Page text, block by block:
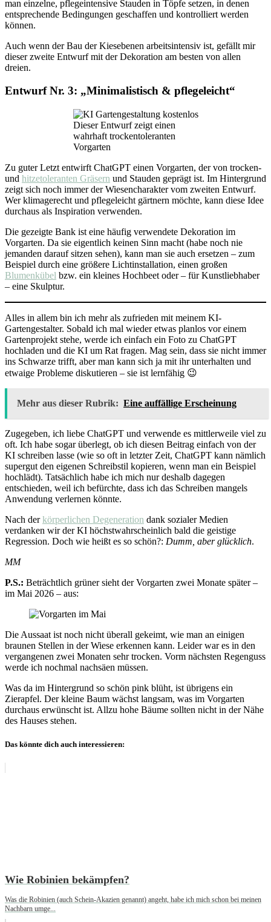
man einzelne, pflegeintensive Stauden in Töpfe setzen, in denen
entsprechende Bedingungen geschaffen und kontrolliert werden
können.
Auch wenn der Bau der Kiesebenen arbeitsintensiv ist, gefällt mir
dieser zweite Entwurf mit der Dekoration am besten von allen
dreien.
Entwurf Nr. 3: „Minimalistisch & pflegeleicht“
Dieser Entwurf zeigt einen
wahrhaft trockentoleranten
Vorgarten
Zu guter Letzt entwirft ChatGPT einen Vorgarten, der von trocken-
und hitzetoleranten Gräsern und Stauden geprägt ist. Im Hintergrund
zeigt sich noch immer der Wiesencharakter vom zweiten Entwurf.
Wer klimagerecht und pflegeleicht gärtnern möchte, kann diese Idee
durchaus als Inspiration verwenden.
Die gezeigte Bank ist eine häufig verwendete Dekoration im
Vorgarten. Da sie eigentlich keinen Sinn macht (habe noch nie
jemanden darauf sitzen sehen), kann man sie auch ersetzen – zum
Beispiel durch eine größere Lichtinstallation, einen großen
Blumenkübel bzw. ein kleines Hochbeet oder – für Kunstliebhaber
– eine Skulptur.
Alles in allem bin ich mehr als zufrieden mit meinem KI-
Gartengestalter. Sobald ich mal wieder etwas planlos vor einem
Gartenprojekt stehe, werde ich einfach ein Foto zu ChatGPT
hochladen und die KI um Rat fragen. Mag sein, dass sie nicht immer
ins Schwarze trifft, aber man kann sich ja mit ihr unterhalten und
etwaige Probleme diskutieren – sie ist lernfähig 😉
Mehr aus dieser Rubrik: Eine auffällige Erscheinung
Zugegeben, ich liebe ChatGPT und verwende es mittlerweile viel zu
oft. Ich habe sogar überlegt, ob ich diesen Beitrag einfach von der
KI schreiben lasse (wie so oft in letzter Zeit, ChatGPT kann nämlich
supergut den eigenen Schreibstil kopieren, wenn man ein Beispiel
hochlädt). Tatsächlich habe ich mich nur deshalb dagegen
entschieden, weil ich befürchte, dass ich das Schreiben mangels
Anwendung verlernen könnte.
Nach derkörperlichen Degeneration dank sozialer Medien
verdanken wir der KI höchstwahrscheinlich bald die geistige
Regression. Doch wie heißt es so schön?: Dumm, aber glücklich.
MM
P.S.: Beträchtlich grüner sieht der Vorgarten zwei Monate später –
im Mai 2026 – aus:
Die Aussaat ist noch nicht überall gekeimt, wie man an einigen
braunen Stellen in der Wiese erkennen kann. Leider war es in den
vergangenen zwei Monaten sehr trocken. Vorm nächsten Regenguss
werde ich nochmal nachsäen müssen.
Was da im Hintergrund so schön pink blüht, ist übrigens ein
Zierapfel. Der kleine Baum wächst langsam, was im Vorgarten
durchaus erwünscht ist. Allzu hohe Bäume sollten nicht in der Nähe
des Hauses stehen.
Das könnte dich auch interessieren:
Wie Robinien bekämpfen?
Was die Robinien (auch Schein-Akazien genannt) angeht, habe ich mich schon bei meinen
Nachbarn umge...